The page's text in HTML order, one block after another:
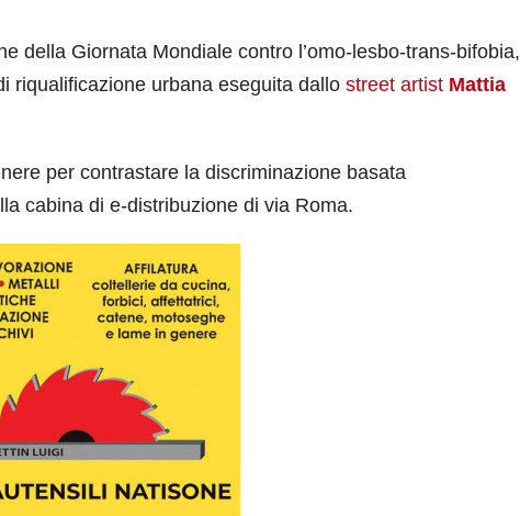
della Giornata Mondiale contro l’omo-lesbo-trans-bifobia,
riqualificazione urbana eseguita dallo street artist Mattia
per contrastare la discriminazione basata
cabina di e-distribuzione di via Roma.